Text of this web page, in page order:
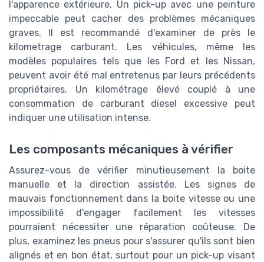
l'apparence extérieure. Un pick-up avec une peinture
impeccable peut cacher des problèmes mécaniques
graves. Il est recommandé d'examiner de près le
kilometrage carburant. Les véhicules, même les
modèles populaires tels que les Ford et les Nissan,
peuvent avoir été mal entretenus par leurs précédents
propriétaires. Un kilométrage élevé couplé à une
consommation de carburant diesel excessive peut
indiquer une utilisation intense.
Les composants mécaniques à vérifier
Assurez-vous de vérifier minutieusement la boite
manuelle et la direction assistée. Les signes de
mauvais fonctionnement dans la boite vitesse ou une
impossibilité d'engager facilement les vitesses
pourraient nécessiter une réparation coûteuse. De
plus, examinez les pneus pour s'assurer qu'ils sont bien
alignés et en bon état, surtout pour un pick-up visant